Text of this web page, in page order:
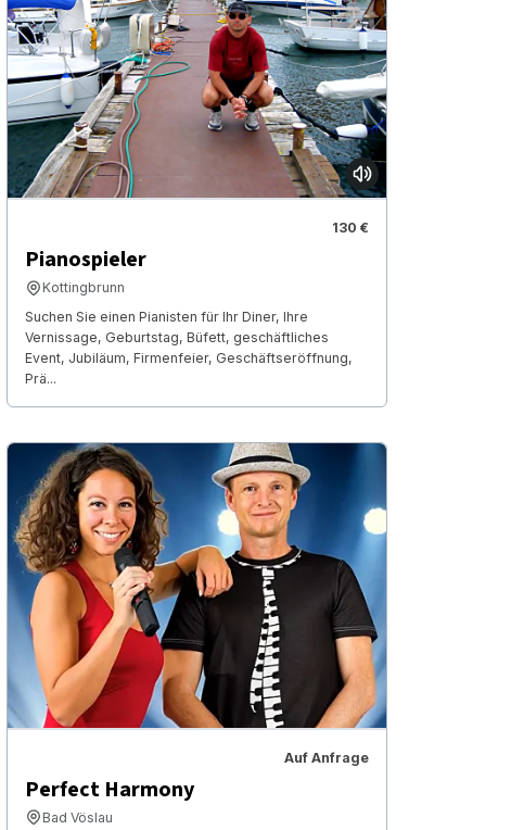
130 €
Pianospieler
Kottingbrunn
Suchen Sie einen Pianisten für Ihr Diner, Ihre
Vernissage, Geburtstag, Büfett, geschäftliches
Event, Jubiläum, Firmenfeier, Geschäftseröffnung,
Prä...
Auf Anfrage
Perfect Harmony
Bad Vöslau